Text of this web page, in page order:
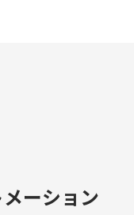
ーション